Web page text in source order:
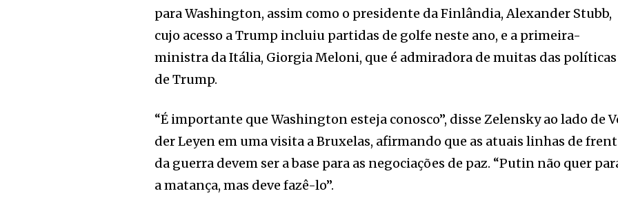
para Washington, assim como o presidente da Finlândia, Alexander Stubb,
cujo acesso a Trump incluiu partidas de golfe neste ano, e a primeira-
ministra da Itália, Giorgia Meloni, que é admiradora de muitas das políticas
de Trump.
“É importante que Washington esteja conosco”, disse Zelensky ao lado de
der Leyen em uma visita a Bruxelas, afirmando que as atuais linhas de
da guerra devem ser a base para as negociações de paz. “Putin não quer
a matança, mas deve fazê-lo”.